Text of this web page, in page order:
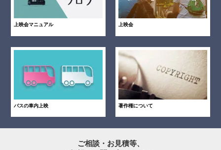
上映会マニュアル 上映会
バスの車内上映 著作権について
ご相談・お見積等、